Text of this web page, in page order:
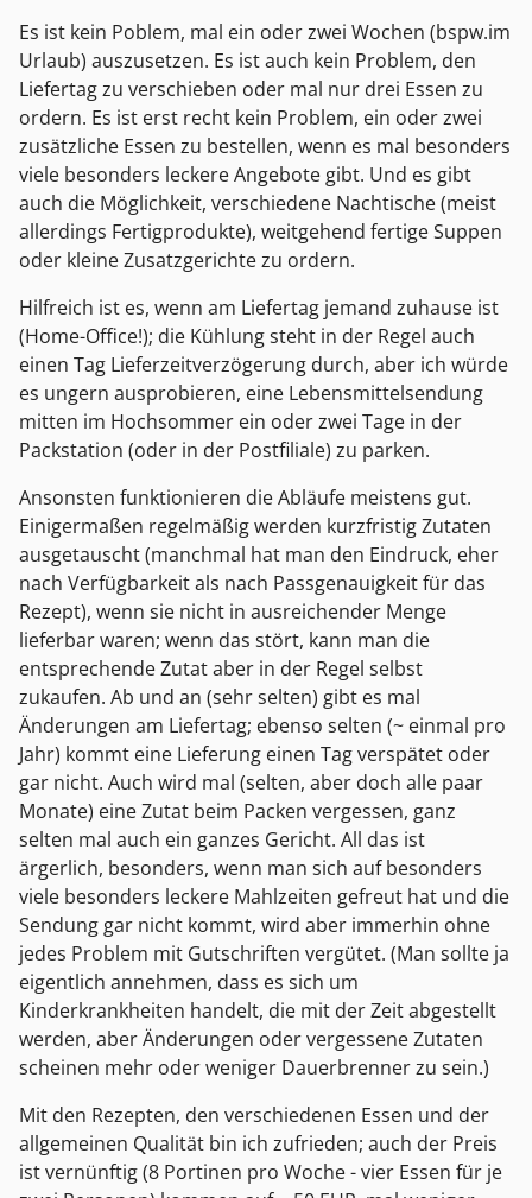
Es ist kein Poblem, mal ein oder zwei Wochen (bspw.im
Urlaub) auszusetzen. Es ist auch kein Problem, den
Liefertag zu verschieben oder mal nur drei Essen zu
ordern. Es ist erst recht kein Problem, ein oder zwei
zusätzliche Essen zu bestellen, wenn es mal besonders
viele besonders leckere Angebote gibt. Und es gibt
auch die Möglichkeit, verschiedene Nachtische (meist
allerdings Fertigprodukte), weitgehend fertige Suppen
oder kleine Zusatzgerichte zu ordern.
Hilfreich ist es, wenn am Liefertag jemand zuhause ist
(Home-Office!); die Kühlung steht in der Regel auch
einen Tag Lieferzeitverzögerung durch, aber ich würde
es ungern ausprobieren, eine Lebensmittelsendung
mitten im Hochsommer ein oder zwei Tage in der
Packstation (oder in der Postfiliale) zu parken.
Ansonsten funktionieren die Abläufe meistens gut.
Einigermaßen regelmäßig werden kurzfristig Zutaten
ausgetauscht (manchmal hat man den Eindruck, eher
nach Verfügbarkeit als nach Passgenauigkeit für das
Rezept), wenn sie nicht in ausreichender Menge
lieferbar waren; wenn das stört, kann man die
entsprechende Zutat aber in der Regel selbst
zukaufen. Ab und an (sehr selten) gibt es mal
Änderungen am Liefertag; ebenso selten (~ einmal pro
Jahr) kommt eine Lieferung einen Tag verspätet oder
gar nicht. Auch wird mal (selten, aber doch alle paar
Monate) eine Zutat beim Packen vergessen, ganz
selten mal auch ein ganzes Gericht. All das ist
ärgerlich, besonders, wenn man sich auf besonders
viele besonders leckere Mahlzeiten gefreut hat und die
Sendung gar nicht kommt, wird aber immerhin ohne
jedes Problem mit Gutschriften vergütet. (Man sollte ja
eigentlich annehmen, dass es sich um
Kinderkrankheiten handelt, die mit der Zeit abgestellt
werden, aber Änderungen oder vergessene Zutaten
scheinen mehr oder weniger Dauerbrenner zu sein.)
Mit den Rezepten, den verschiedenen Essen und der
allgemeinen Qualität bin ich zufrieden; auch der Preis
ist vernünftig (8 Portinen pro Woche - vier Essen für je